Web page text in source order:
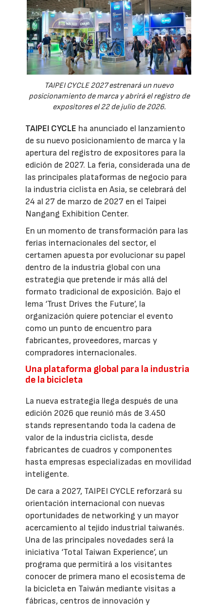
TAIPEI CYCLE 2027 estrenará un nuevo
posicionamiento de marca y abrirá el registro de
expositores el 22 de julio de 2026.
TAIPEI CYCLE ha anunciado el lanzamiento
de su nuevo posicionamiento de marca y la
apertura del registro de expositores para la
edición de 2027. La feria, considerada una de
las principales plataformas de negocio para
la industria ciclista en Asia, se celebrará del
24 al 27 de marzo de 2027 en el Taipei
Nangang Exhibition Center.
En un momento de transformación para las
ferias internacionales del sector, el
certamen apuesta por evolucionar su papel
dentro de la industria global con una
estrategia que pretende ir más allá del
formato tradicional de exposición. Bajo el
lema ‘Trust Drives the Future’, la
organización quiere potenciar el evento
como un punto de encuentro para
fabricantes, proveedores, marcas y
compradores internacionales.
Una plataforma global para la industria
de la bicicleta
La nueva estrategia llega después de una
edición 2026 que reunió más de 3.450
stands representando toda la cadena de
valor de la industria ciclista, desde
fabricantes de cuadros y componentes
hasta empresas especializadas en movilidad
inteligente.
De cara a 2027, TAIPEI CYCLE reforzará su
orientación internacional con nuevas
oportunidades de networking y un mayor
acercamiento al tejido industrial taiwanés.
Una de las principales novedades será la
iniciativa ‘Total Taiwan Experience’, un
programa que permitirá a los visitantes
conocer de primera mano el ecosistema de
la bicicleta en Taiwán mediante visitas a
fábricas, centros de innovación y